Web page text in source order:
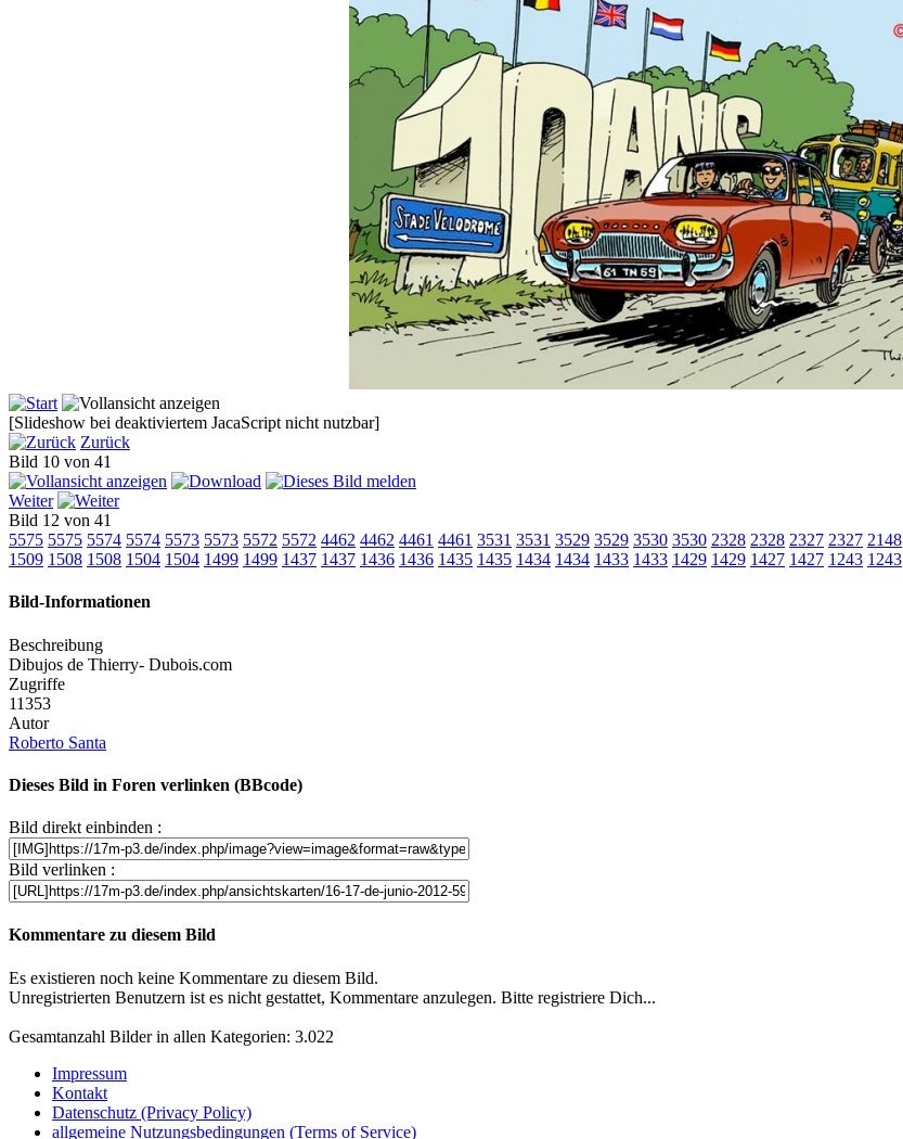
[Slideshow bei deaktiviertem JacaScript nicht nutzbar]
Zurück
Bild 10 von 41
Weiter
Bild 12 von 41
5575 5575 5574 5574 5573 5573 5572 5572 4462 4462 4461 4461 3531 3531 3529 3529 3530 3530 2328 2328 2327 2327 2148
1509 1508 1508 1504 1504 1499 1499 1437 1437 1436 1436 1435 1435 1434 1434 1433 1433 1429 1429 1427 1427 1243 1243
Bild-Informationen
Beschreibung
Dibujos de Thierry- Dubois.com
Zugriffe
11353
Autor
Roberto Santa
Dieses Bild in Foren verlinken (BBcode)
Bild direkt einbinden :
Bild verlinken :
Kommentare zu diesem Bild
Es existieren noch keine Kommentare zu diesem Bild.
Unregistrierten Benutzern ist es nicht gestattet, Kommentare anzulegen. Bitte registriere Dich...
Gesamtanzahl Bilder in allen Kategorien: 3.022
Impressum
Kontakt
Datenschutz (Privacy Policy)
allgemeine Nutzungsbedingungen (Terms of Service)